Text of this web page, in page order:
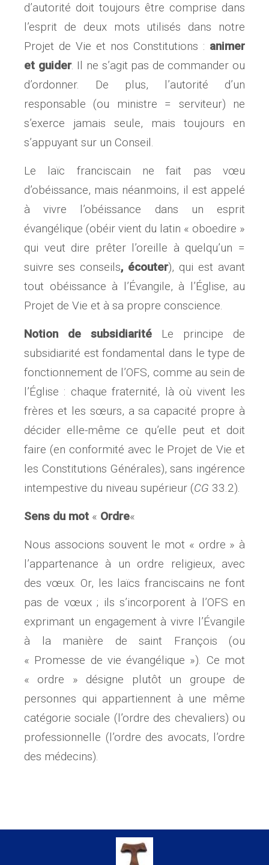
d’autorité doit toujours être comprise dans
l’esprit de deux mots utilisés dans notre
Projet de Vie et nos Constitutions : animer
et guider. Il ne s’agit pas de commander ou
d’ordonner. De plus, l’autorité d’un
responsable (ou ministre = serviteur) ne
s’exerce jamais seule, mais toujours en
s’appuyant sur un Conseil.
Le laïc franciscain ne fait pas vœu
d’obéissance, mais néanmoins, il est appelé
à vivre l’obéissance dans un esprit
évangélique (obéir vient du latin « oboedire »
qui veut dire prêter l’oreille à quelqu’un =
suivre ses conseils, écouter), qui est avant
tout obéissance à l’Évangile, à l’Église, au
Projet de Vie et à sa propre conscience.
Notion de subsidiarité Le principe de
subsidiarité est fondamental dans le type de
fonctionnement de l’OFS, comme au sein de
l’Église : chaque fraternité, là où vivent les
frères et les sœurs, a sa capacité propre à
décider elle-même ce qu’elle peut et doit
faire (en conformité avec le Projet de Vie et
les Constitutions Générales), sans ingérence
intempestive du niveau supérieur (CG 33.2).
Sens du mot « Ordre«
Nous associons souvent le mot « ordre » à
l’appartenance à un ordre religieux, avec
des vœux. Or, les laïcs franciscains ne font
pas de vœux ; ils s’incorporent à l’OFS en
exprimant un engagement à vivre l’Évangile
à la manière de saint François (ou
« Promesse de vie évangélique »). Ce mot
« ordre » désigne plutôt un groupe de
personnes qui appartiennent à une même
catégorie sociale (l’ordre des chevaliers) ou
professionnelle (l’ordre des avocats, l’ordre
des médecins).